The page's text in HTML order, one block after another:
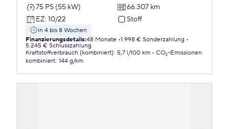
75 PS (55 kW)
66.307 km
EZ: 10/22 Stoff
in 4 bis 8 Wochen
Finanzierungsdetails:48 Monate 1.998 € Sonderzahlung
5.245 € Schlusszahlung
Kraftstoffverbrauch (kombiniert): 5,7 l/100 km
CO₂-Emissionen
kombiniert: 144 g/km